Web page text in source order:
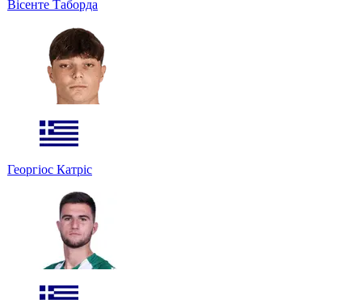
Вісенте Таборда
Георгіос Катріс